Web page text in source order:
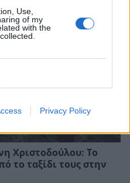
Use,
of my
with the
Privacy Policy
Χριστοδούλου: Το
το ταξίδι τους στην